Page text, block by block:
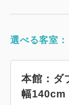
選べる客室：
本館：ダ
幅140cm